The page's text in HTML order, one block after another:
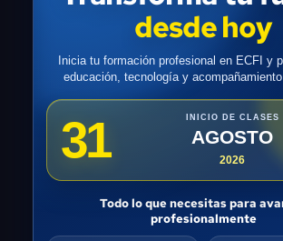
Todo lo que necesitas para
profesionalmente
Articulación con más de 10
universidades aliadas.
aulas
Tecnología educativa
Aplicaciones y equipos de
Formación
Docentes